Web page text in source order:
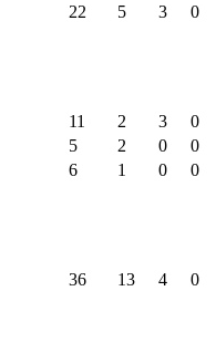
22 5 3 0
11 2 3
0
5 2 0
0
6 1 0 0
36 13 4 0